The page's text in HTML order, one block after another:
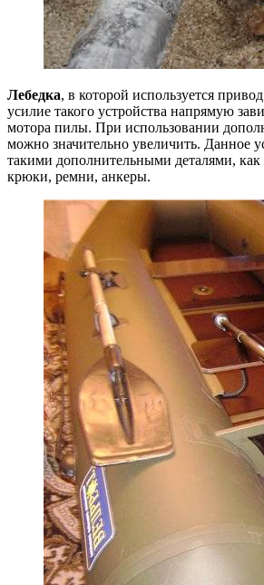
Лебедка, в которой используется
усилие такого устройства напрямую
мотора пилы. При использовании
можно значительно увеличить. Данное
такими дополнительными деталями, как
крюки, ремни, анкеры.